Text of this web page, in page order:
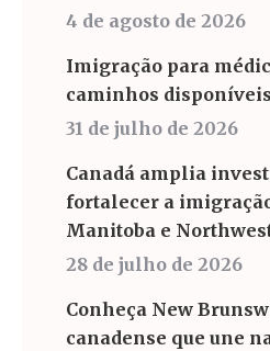
4 de agosto de 2026
Imigração para
caminhos
31 de julho de 2026
Canadá amplia
fortalecer a
Manitoba e
28 de julho de 2026
Conheça New
canadense que une